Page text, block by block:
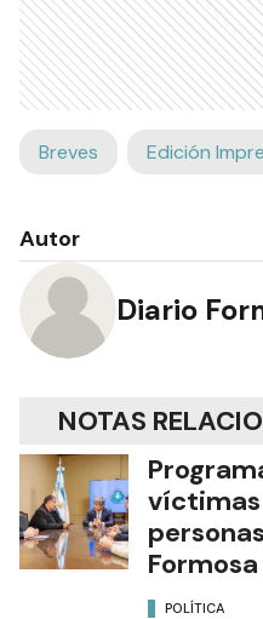
Breves Edición
Autor
Diario
NOTAS
Formosa
POLÍTICA